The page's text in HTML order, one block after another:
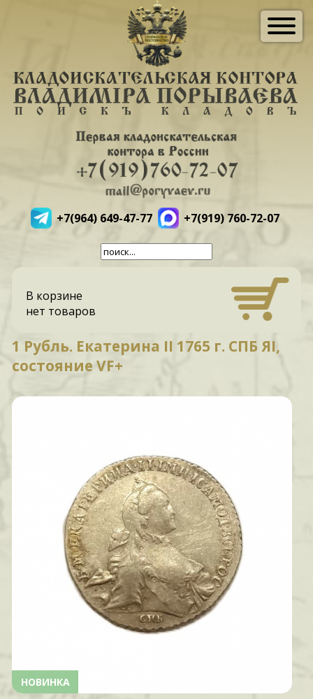
+7(964) 649-47-77 +7(919) 760-72-07
В корзине
нет товаров
1 Рубль. Екатерина II 1765 г. СПБ ЯI,
состояние VF+
НОВИНКА